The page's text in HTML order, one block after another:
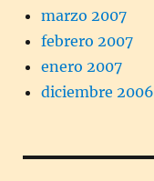
marzo 2007
febrero 2007
enero 2007
diciembre 2006